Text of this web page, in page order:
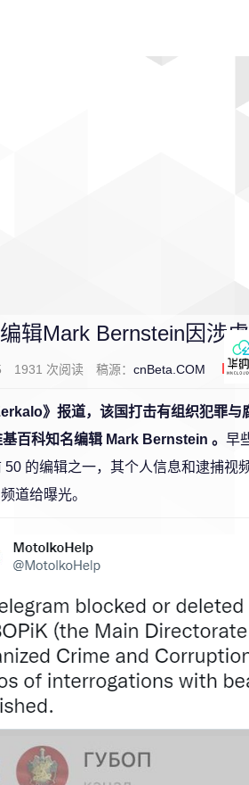
辑Mark Bernstein因涉
1931 次阅读 稿源： cnBeta.COM 0
》报道，该国打击有组织犯罪与
百科知名编辑 Mark Bernstein 。 早
的编辑之一，其个人信息和逮捕视
道给曝光。